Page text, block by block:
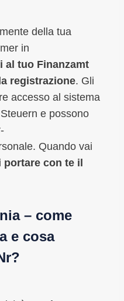
della tua
in
al tuo Finanzamt
registrazione. Gli
accesso al sistema
e possono
Quando vai
con te il
– come
e cosa